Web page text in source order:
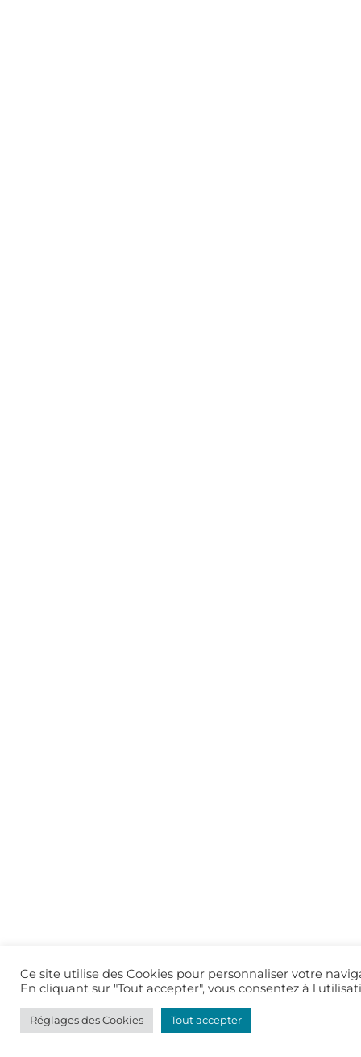
Ce site utilise des Cookies pour personnaliser votre
En cliquant sur "Tout accepter", vous consentez à
Réglages des Cookies Tout accepter